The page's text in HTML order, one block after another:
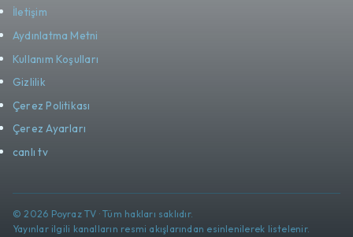
İletişim
Aydınlatma Metni
Kullanım Koşulları
Gizlilik
Çerez Politikası
Çerez Ayarları
canlı tv
© 2026 Poyraz TV · Tüm hakları saklıdır.
Yayınlar ilgili kanalların resmi akışlarından esinlenilerek listelenir.